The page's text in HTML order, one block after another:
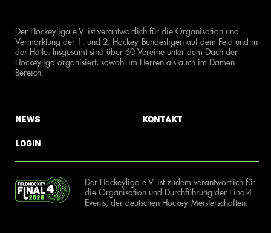
Der Hockeyliga e.V. ist verantwortlich für die Organisation und
Vermarktung der 1. und 2. Hockey-Bundesligen auf dem Feld und in
der Halle. Insgesamt sind über 60 Vereine unter dem Dach der
Hockeyliga organisiert, sowohl im Herren als auch im Damen
Bereich.
News
Login
Kontakt
Der Hockeyliga e.V. ist zudem verantwortlich für
die Organisation und Durchführung der Final4
Events, der deutschen Hockey-Meisterschaften.